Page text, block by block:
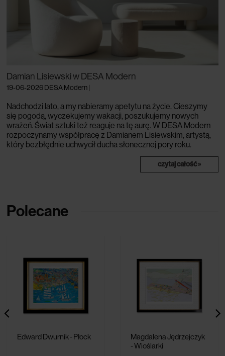
Damian Lisiewski w DESA Modern
19-06-2026DESA Modern|
Nadchodzi lato, a my nabieramy apetytu na życie. Cieszymy
się pogodą, wyczekujemy wakacji, poszukujemy nowych
wrażeń. Świat sztuki też reaguje na tę aurę. W DESA Modern
rozpoczynamy współpracę z Damianem Lisiewskim, artystą,
który bezbłędnie uchwycił ducha słonecznej pory roku.
czytaj całość »
Polecane
Edward Dwurnik - Płock
Magdalena Jędrzejczyk
- Wioślarki